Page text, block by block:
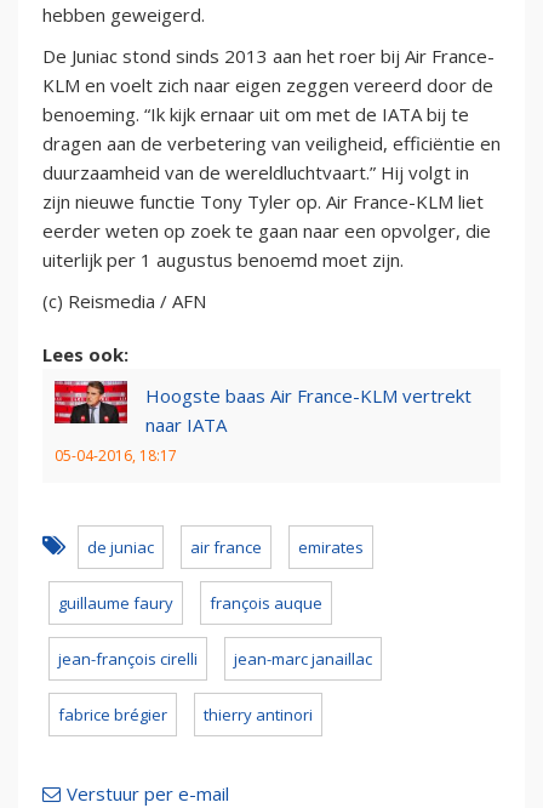
hebben geweigerd.
De Juniac stond sinds 2013 aan het roer bij Air France-
KLM en voelt zich naar eigen zeggen vereerd door de
benoeming. “Ik kijk ernaar uit om met de IATA bij te
dragen aan de verbetering van veiligheid, efficiëntie en
duurzaamheid van de wereldluchtvaart.” Hij volgt in
zijn nieuwe functie Tony Tyler op. Air France-KLM liet
eerder weten op zoek te gaan naar een opvolger, die
uiterlijk per 1 augustus benoemd moet zijn.
(c) Reismedia / AFN
Lees ook:
Hoogste baas Air France-KLM vertrekt
naar IATA
05-04-2016, 18:17
de juniac air france emirates
guillaume faury françois auque
jean-françois cirelli jean-marc janaillac
fabrice brégier thierry antinori
Verstuur per e-mail